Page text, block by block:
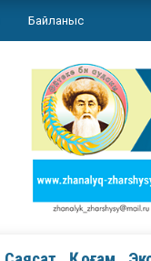
Байланыс